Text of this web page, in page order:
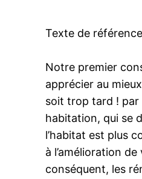
Texte de
Notre premier
apprécier au
soit trop tard ! par
habitation, qui se
l’habitat est plus
à l’amélioration
conséquent, les